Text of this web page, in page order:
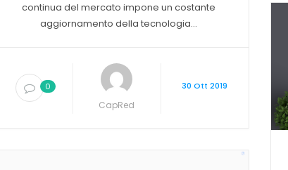
continua del mercato impone un costante
aggiornamento della tecnologia...
0
CapRed
30 Ott 2019